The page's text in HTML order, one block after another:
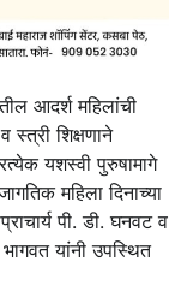
आदर्श महिलांची
शिक्षणाने
यशस्वी पुरुषामागे
महिला दिनाच्या
पी. डी. घनवट व
भागवत यांनी उपस्थित